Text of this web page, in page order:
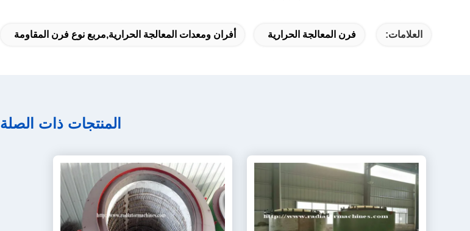
العلامات: فرن المعالجة الحرارية أفران ومعدات المعالجة الحرارية,مربع نوع فرن المقاومة
المنتجات ذات الصلة